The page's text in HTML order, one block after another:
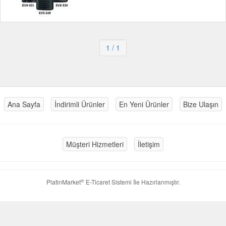
1 / 1
Ana Sayfa İndirimli Ürünler En Yeni Ürünler Bize Ulaşın
Müşteri Hizmetleri İletişim
PlatinMarket®E-Ticaret Sistemi İle Hazırlanmıştır.